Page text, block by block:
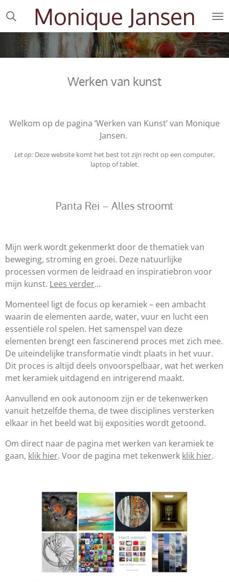
Ga
direct
naar
hoofdinhoud
Monique Jansen
Werken van kunst
Welkom op de pagina ‘Werken van Kunst’ van Monique
Jansen.
Let op: Deze website komt het best tot zijn recht op een computer,
laptop of tablet.
Panta Rei – Alles stroomt
Mijn werk wordt gekenmerkt door de thematiek van
beweging, stroming en groei. Deze natuurlijke
processen vormen de leidraad en inspiratiebron voor
mijn kunst. Lees verder...
Momenteel ligt de focus op keramiek – een ambacht
waarin de elementen aarde, water, vuur en lucht een
essentiële rol spelen. Het samenspel van deze
elementen brengt een fascinerend proces met zich mee.
De uiteindelijke transformatie vindt plaats in het vuur.
Dit proces is altijd deels onvoorspelbaar, wat het werken
met keramiek uitdagend en intrigerend maakt.
Aanvullend en ook autonoom zijn er de tekenwerken
vanuit hetzelfde thema, de twee disciplines versterken
elkaar in het beeld wat bij exposities wordt getoond.
Om direct naar de pagina met werken van keramiek te
gaan, klik hier. Voor de pagina met tekenwerk klik hier.